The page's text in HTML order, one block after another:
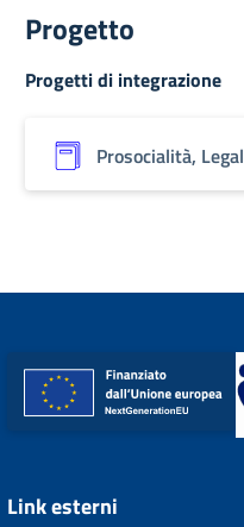
Progetto
Progetti di integrazione
Prosocialità,
Link esterni